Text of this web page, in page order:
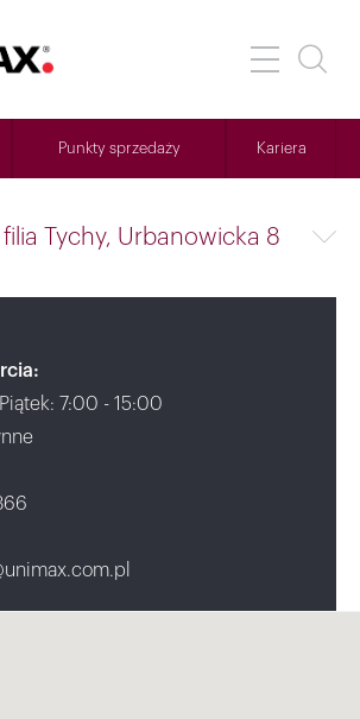
Punkty sprzedaży Kariera
filia Tychy, Urbanowicka 8
7:00 - 15:00